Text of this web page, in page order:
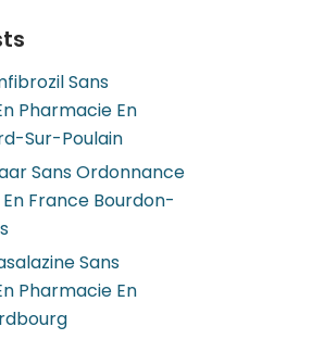
Sans
Pharmacie En
Sur-Poulain
Sans Ordonnance
France Bourdon-
Sans
Pharmacie En